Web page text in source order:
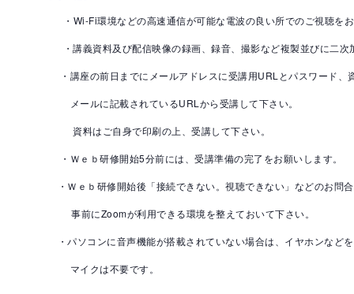
・Wi-Fi環境などの高速通信が可能な電波の良い所でのご視聴を
・講義資料及び配信映像の録画、録音、撮影など複製並びに二次
・講座の前日までにメールアドレスに受講用URLとパスワード、
メールに記載されているURLから受講して下さい。
資料はご自身で印刷の上、受講して下さい。
・Ｗｅｂ研修開始5分前には、受講準備の完了をお願いします。
・Ｗｅｂ研修開始後「接続できない。視聴できない」などのお問
事前にZoomが利用できる環境を整えておいて下さい。
・パソコンに音声機能が搭載されていない場合は、イヤホンなど
マイクは不要です。